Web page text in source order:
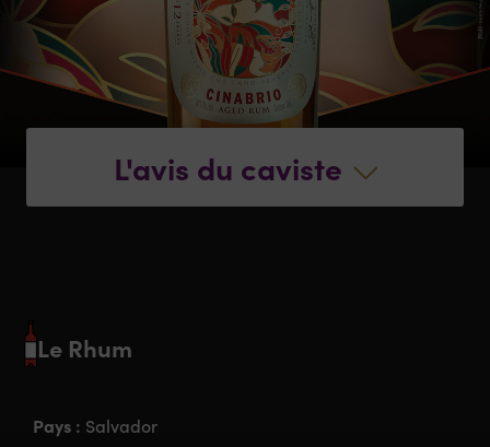
L'avis du caviste
Le Rhum
Pays : Salvador